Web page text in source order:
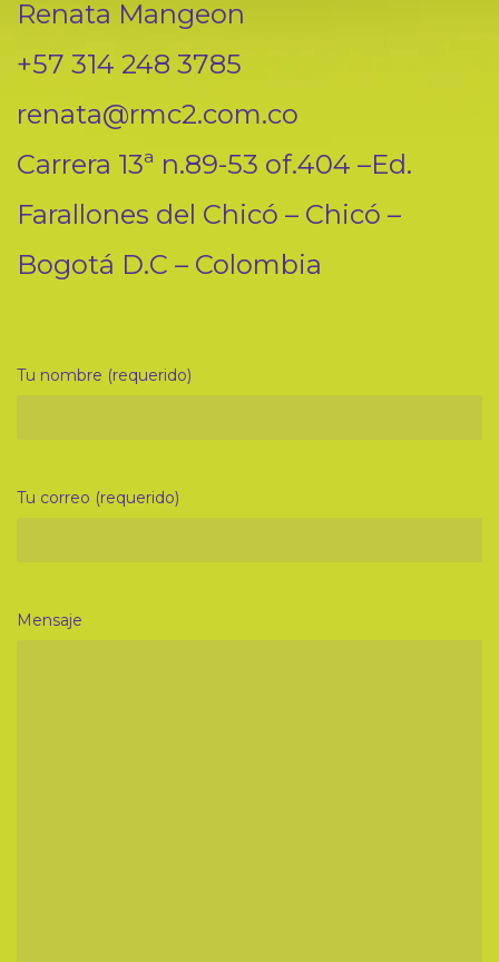
Renata Mangeon
+57 314 248 3785
renata@rmc2.com.co
Carrera 13ª n.89-53 of.404 –Ed.
Farallones del Chicó – Chicó –
Bogotá D.C – Colombia
Tu nombre (requerido)
Tu correo (requerido)
Mensaje